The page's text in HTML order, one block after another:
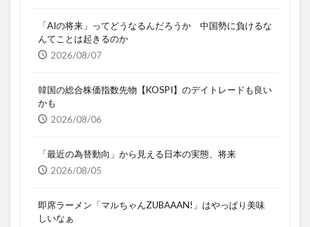
「AIの将来」ってどうなるんだろうか 中国勢に負けるな
んてことは起きるのか
2026/08/07
韓国の総合株価指数先物【KOSPI】のデイトレードも良い
かも
2026/08/06
「最近の為替動向」から見える日本の実態、将来
2026/08/05
即席ラーメン「マルちゃんZUBAAAN!」はやっぱり美味
しいなぁ